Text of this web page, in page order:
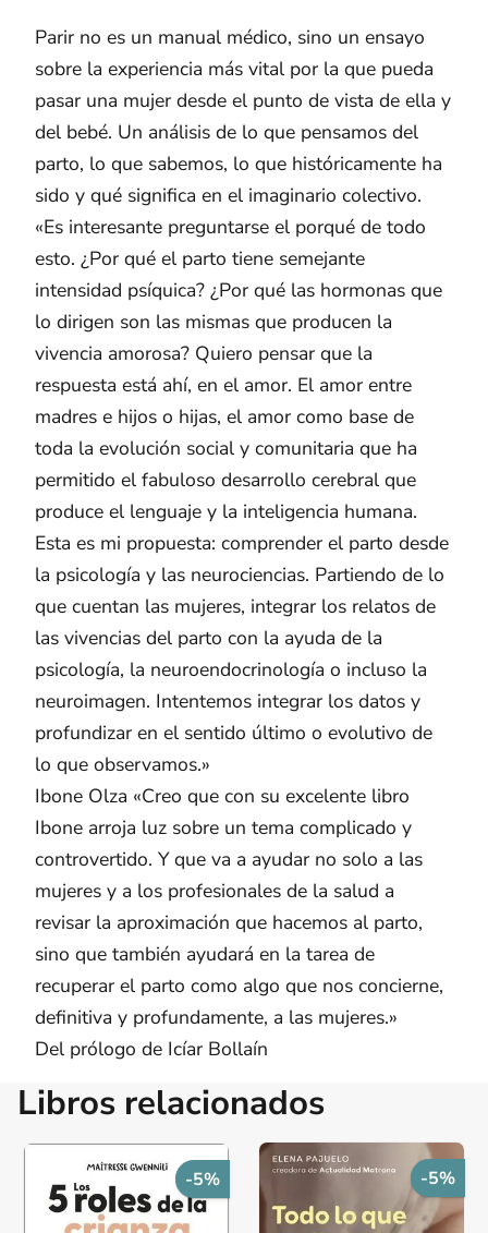
Parir no es un manual médico, sino un ensayo
sobre la experiencia más vital por la que pueda
pasar una mujer desde el punto de vista de ella y
del bebé. Un análisis de lo que pensamos del
parto, lo que sabemos, lo que históricamente ha
sido y qué significa en el imaginario colectivo.
«Es interesante preguntarse el porqué de todo
esto. ¿Por qué el parto tiene semejante
intensidad psíquica? ¿Por qué las hormonas que
lo dirigen son las mismas que producen la
vivencia amorosa? Quiero pensar que la
respuesta está ahí, en el amor. El amor entre
madres e hijos o hijas, el amor como base de
toda la evolución social y comunitaria que ha
permitido el fabuloso desarrollo cerebral que
produce el lenguaje y la inteligencia humana.
Esta es mi propuesta: comprender el parto desde
la psicología y las neurociencias. Partiendo de lo
que cuentan las mujeres, integrar los relatos de
las vivencias del parto con la ayuda de la
psicología, la neuroendocrinología o incluso la
neuroimagen. Intentemos integrar los datos y
profundizar en el sentido último o evolutivo de
lo que observamos.»
Ibone Olza «Creo que con su excelente libro
Ibone arroja luz sobre un tema complicado y
controvertido. Y que va a ayudar no solo a las
mujeres y a los profesionales de la salud a
revisar la aproximación que hacemos al parto,
sino que también ayudará en la tarea de
recuperar el parto como algo que nos concierne,
definitiva y profundamente, a las mujeres.»
Del prólogo de Icíar Bollaín
Libros relacionados
-5% -5%